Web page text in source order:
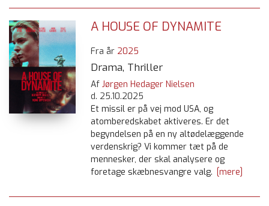
A HOUSE OF DYNAMITE
Fra år 2025
Drama, Thriller
Af Jørgen Hedager Nielsen
d. 25.10.2025
Et missil er på vej mod USA, og
atomberedskabet aktiveres. Er det
begyndelsen på en ny altødelæggende
verdenskrig? Vi kommer tæt på de
mennesker, der skal analysere og
foretage skæbnesvangre valg. [mere]